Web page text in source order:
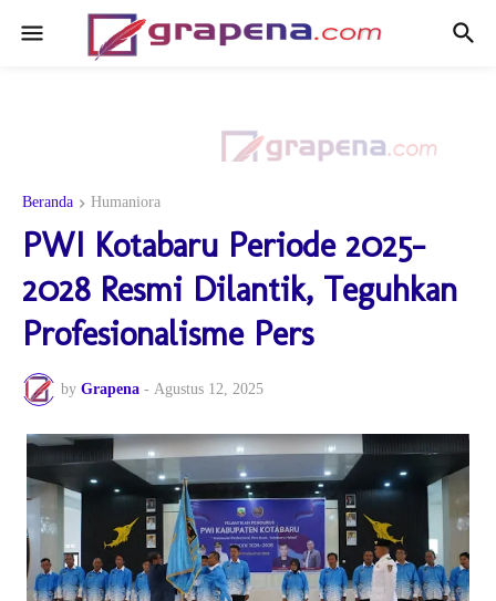
Beranda Humaniora
PWI Kotabaru Periode 2025–
2028 Resmi Dilantik, Teguhkan
Profesionalisme Pers
by Grapena - Agustus 12, 2025